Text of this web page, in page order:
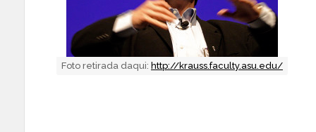
Foto retirada daqui: http://krauss.faculty.asu.edu/